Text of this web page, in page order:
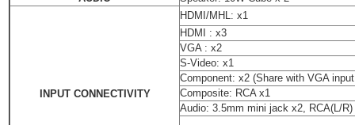
INPUT CONNECTIVITY
HDMI/MHL:x1
HDMI :x3
VGA :x2
S-Video:x1
Component:x2 (Share with VGA
Composite: RCA x1
Audio:3.5mm mini jack x2, RCA(L/